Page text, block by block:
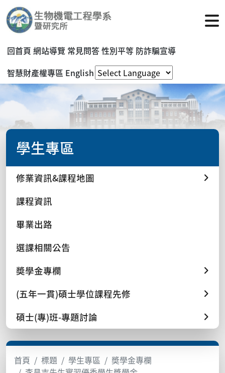
回首頁 網站導覽 常見問答性別平等 防詐騙宣導
智慧財產權專區 English
學生專區
修業資訊&課程地圖
課程資訊
畢業出路
選課相關公告
奬學金專欄
(五年一貫)碩士學位課程先修
碩士(專)班-專題討論
首頁 標題 學生專區
奬學金專欄